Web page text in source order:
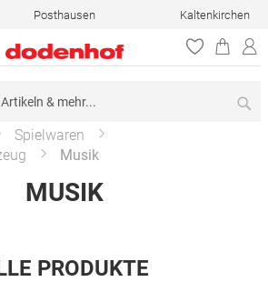
Posthausen Kaltenkirchen
Spielwaren
Musik
MUSIK
PRODUKTE